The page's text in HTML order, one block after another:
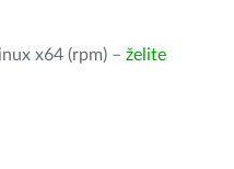
x64 (rpm) – želite